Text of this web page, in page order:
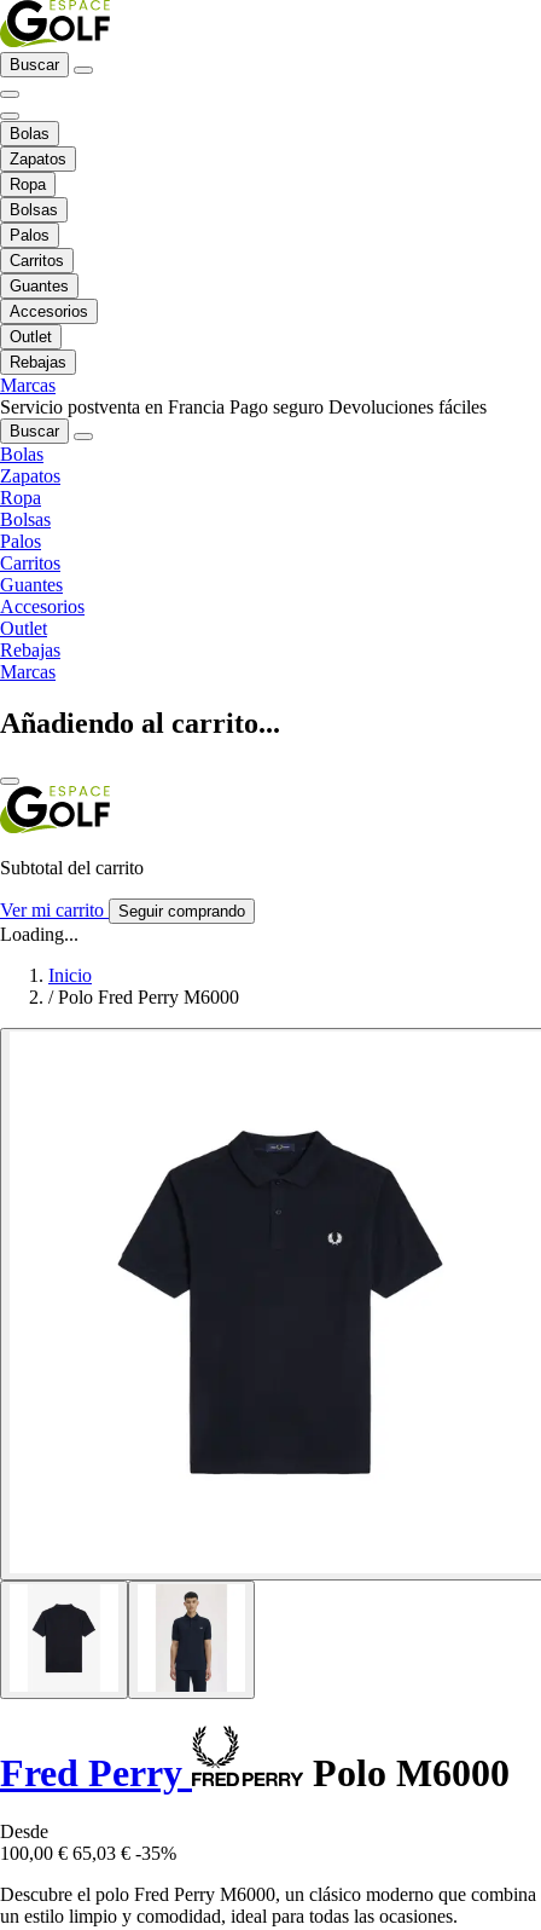
Buscar
Bolas
Zapatos
Ropa
Bolsas
Palos
Carritos
Guantes
Accesorios
Outlet
Rebajas
Marcas
Servicio postventa en Francia Pago seguro Devoluciones fáciles
Buscar
Bolas
Zapatos
Ropa
Bolsas
Palos
Carritos
Guantes
Accesorios
Outlet
Rebajas
Marcas
Añadiendo al carrito...
Subtotal del carrito
Ver mi carrito Seguir comprando
Loading...
Inicio
/ Polo Fred Perry M6000
Fred Perry Polo M6000
Desde
100,00 € 65,03 € -35%
Descubre el polo Fred Perry M6000, un clásico moderno que combina
un estilo limpio y comodidad, ideal para todas las ocasiones.